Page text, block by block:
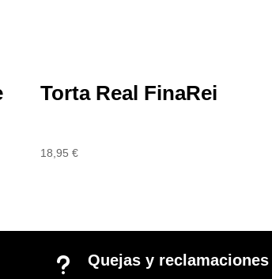
Torta Real FinaRei
18,95 €
u Quejas y reclamaciones